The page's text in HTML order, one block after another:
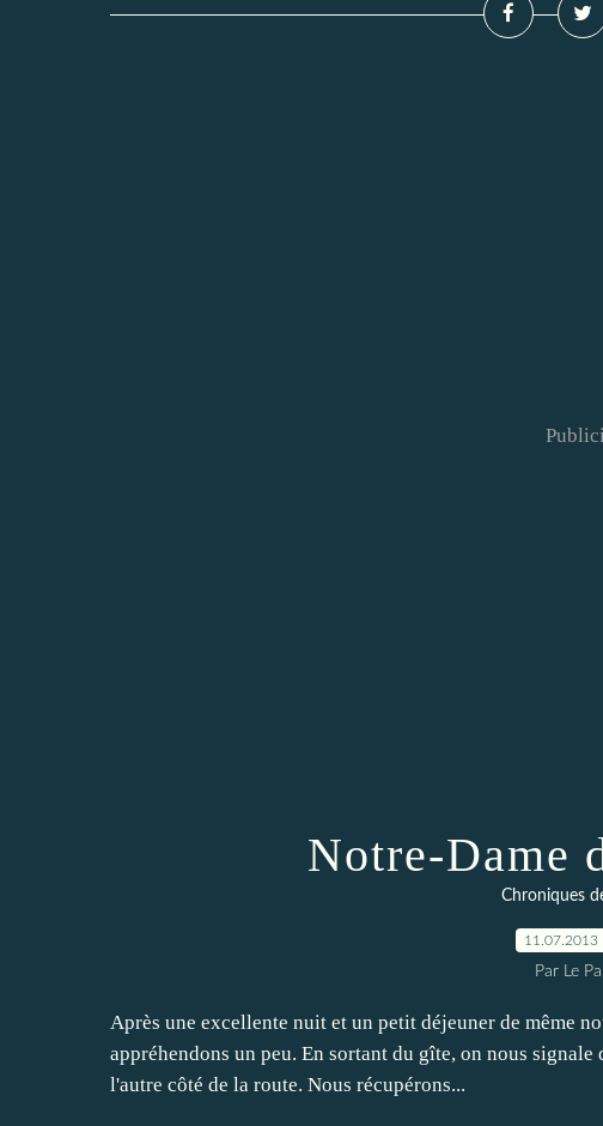
Notre-Dame
Chroniques
11.07.2013
Par Le
Après une excellente nuit et un petit déjeuner de même
appréhendons un peu. En sortant du gîte, on nous
l'autre côté de la route. Nous récupérons...